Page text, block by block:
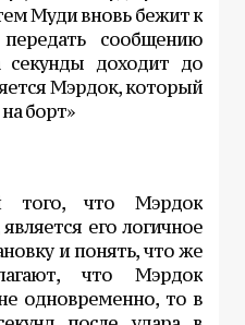
Муди вновь бежит к
сообщению
секунды доходит до
Мэрдок, который
борт»
того, что Мэрдок
его логичное
и понять, что же
что Мэрдок
одновременно, то в